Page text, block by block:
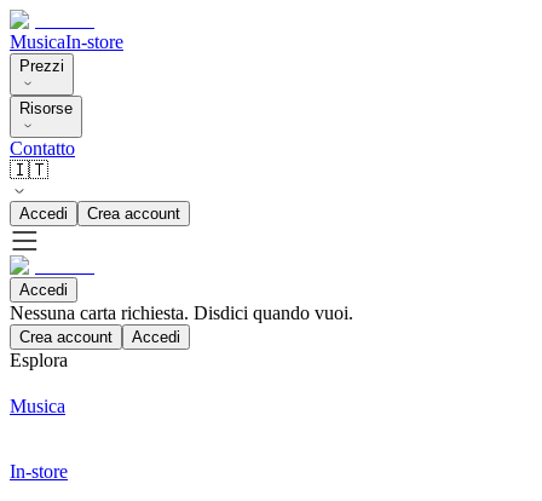
MusicaIn-store
Prezzi
Risorse
Contatto
🇮🇹
Accedi Crea account
Accedi
Nessuna carta richiesta. Disdici quando vuoi.
Crea account Accedi
Esplora
Musica
In-store